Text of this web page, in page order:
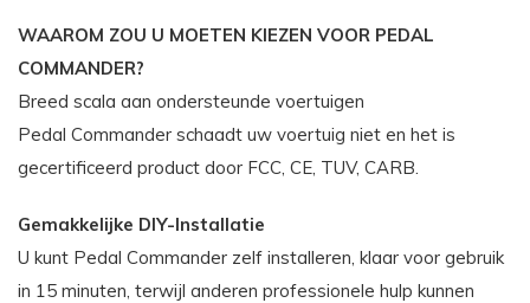
WAAROM ZOU U MOETEN KIEZEN VOOR PEDAL
COMMANDER?
Breed scala aan ondersteunde voertuigen
Pedal Commander schaadt uw voertuig niet en het is
gecertificeerd product door FCC, CE, TUV, CARB.
Gemakkelijke DIY-Installatie
U kunt Pedal Commander zelf installeren, klaar voor gebruik
in 15 minuten, terwijl anderen professionele hulp kunnen